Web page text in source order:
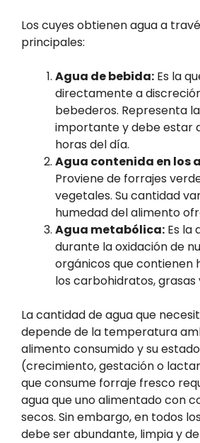
Los cuyes obtienen agua a
principales:
Agua de bebida: Es la
directamente a
bebederos. Representa
importante y debe estar
horas del día.
Agua contenida en los
Proviene de forrajes
vegetales. Su cantidad
humedad del alimento
Agua metabólica: Es la
durante la oxidación de
orgánicos que contienen
los carbohidratos,
La cantidad de agua que
depende de la temperatura
alimento consumido y su
(crecimiento, gestación o
que consume forraje fresco
agua que uno alimentado con
secos. Sin embargo, en todos
debe ser abundante, limpia y